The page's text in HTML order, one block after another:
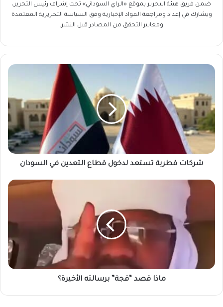
ضمن فريق هيئة التحرير بموقع «الراي السوداني» تحت إشراف رئيس التحرير،
ويشارك في إعداد ومراجعة المواد الإخبارية وفق السياسة التحريرية المعتمدة
ومعايير التحقق من المصادر قبل النشر.
شركات
لدخول
قطاع
التعدين
في
السودان
شركات قطرية تستعد لدخول قطاع التعدين في السودان
ماذا
ماذا قصد “قجة” برسالته الأخيرة؟